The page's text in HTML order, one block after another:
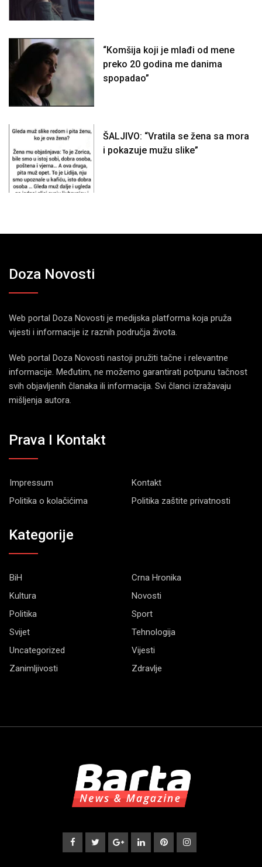
“Komšija koji je mlađi od mene
preko 20 godina me danima
spopadao”
ŠALJIVO: “Vratila se žena sa mora
i pokazuje mužu slike”
Doza Novosti
Web portal Doza Novosti je medijska platforma koja pruža
vijesti i informacije iz raznih područja života.
Web portal Doza Novosti nastoji pružiti tačne i relevantne
informacije. Međutim, ne možemo garantirati potpunu tačnost
svih objavljenih članaka ili informacija. Svi članci izražavaju
mišljenja autora.
Prava I Kontakt
Impressum
Kontakt
Politika o kolačićima
Politika zaštite privatnosti
Kategorije
BiH
Crna Hronika
Kultura
Novosti
Politika
Sport
Svijet
Tehnologija
Uncategorized
Vijesti
Zanimljivosti
Zdravlje